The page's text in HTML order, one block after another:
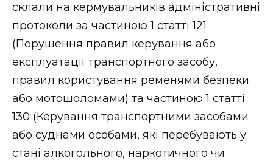
склали на кермувальників адміністративні
протоколи за частиною 1 статті 121
(Порушення правил керування або
експлуатації транспортного засобу,
правил користування ременями безпеки
або мотошоломами) та частиною 1 статті
130 (Керування транспортними засобами
або суднами особами, які перебувають у
стані алкогольного, наркотичного чи